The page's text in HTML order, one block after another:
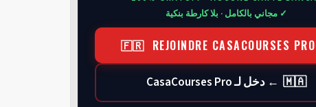
✓ مجاني بالكامل · بلا كارطة بنكية
🇫🇷 REJOINDRE CASACOURSES
🇲🇦 ← دخل لـ CasaCourses Pro